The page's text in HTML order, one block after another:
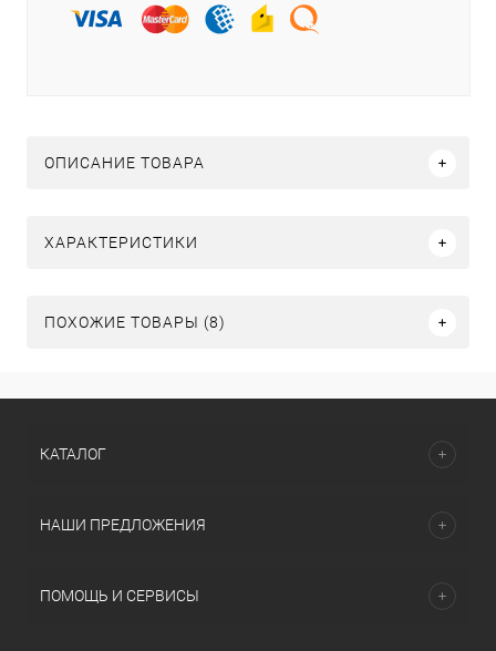
ОПИСАНИЕ ТОВАРА
ХАРАКТЕРИСТИКИ
ПОХОЖИЕ ТОВАРЫ (8)
КАТАЛОГ
НАШИ ПРЕДЛОЖЕНИЯ
ПОМОЩЬ И СЕРВИСЫ